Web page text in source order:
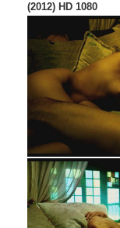
(2012) HD 1080